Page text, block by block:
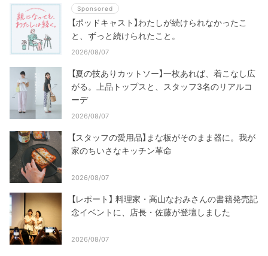
Sponsored
【ポッドキャスト】わたしが続けられなかったこ
と、ずっと続けられたこと。
2026/08/07
【夏の技ありカットソー】一枚あれば、着こなし広
がる。上品トップスと、スタッフ3名のリアルコ
ーデ
2026/08/07
【スタッフの愛用品】まな板がそのまま器に。我が
家のちいさなキッチン革命
2026/08/07
【レポート】 料理家・高山なおみさんの書籍発売記
念イベントに、店長・佐藤が登壇しました
2026/08/07